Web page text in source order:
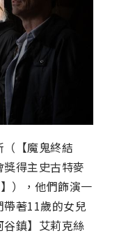
【魔鬼終結
得主史古特麥
），他們飾演一
著11歲的女兒
鎮】艾莉克絲